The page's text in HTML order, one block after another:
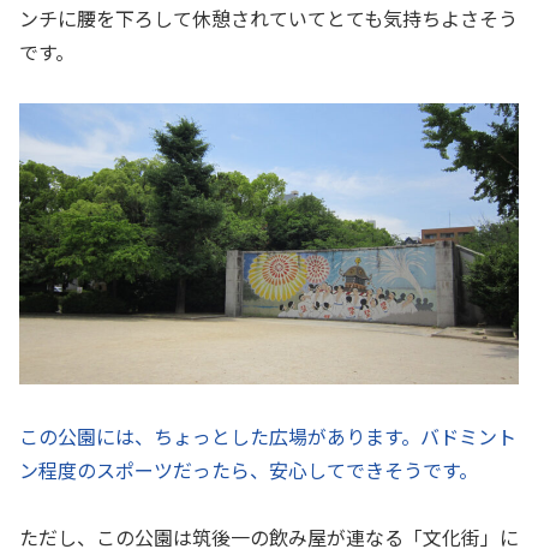
ンチに腰を下ろして休憩されていてとても気持ちよさそう
です。
この公園には、ちょっとした広場があります。バドミント
ン程度のスポーツだったら、安心してできそうです。
ただし、この公園は筑後一の飲み屋が連なる「文化街」に